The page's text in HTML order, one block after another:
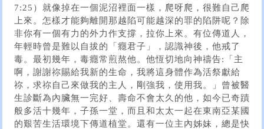
7:25）就像掉在一個泥沼裡面一樣，爬呀爬，很難自己爬
上來。怎樣才能夠離開那越陷可能越深的罪的陷阱呢？除
非你有一個有力的外力作支撐，拉你上來。有位傳道人，
年輕時曾是難以自拔的「癮君子」，認識神後，他戒了
毒。最初幾年，毒癮常煎熬他。他恆切地向神禱告:「主
啊，謝謝祢賜給我新的生命，我將這身體作為活祭獻給
祢，求祢自己來做我的主人，剛強我，使用我。」曾被醫
生診斷為內臟無一完好、壽命不會太久的他，如今已奇蹟
般多活十幾年，子孫一堂，而且和太太一起在東南亞某國
的艱苦生活環境下傳道植堂。還有一位主內姊妹，總是快